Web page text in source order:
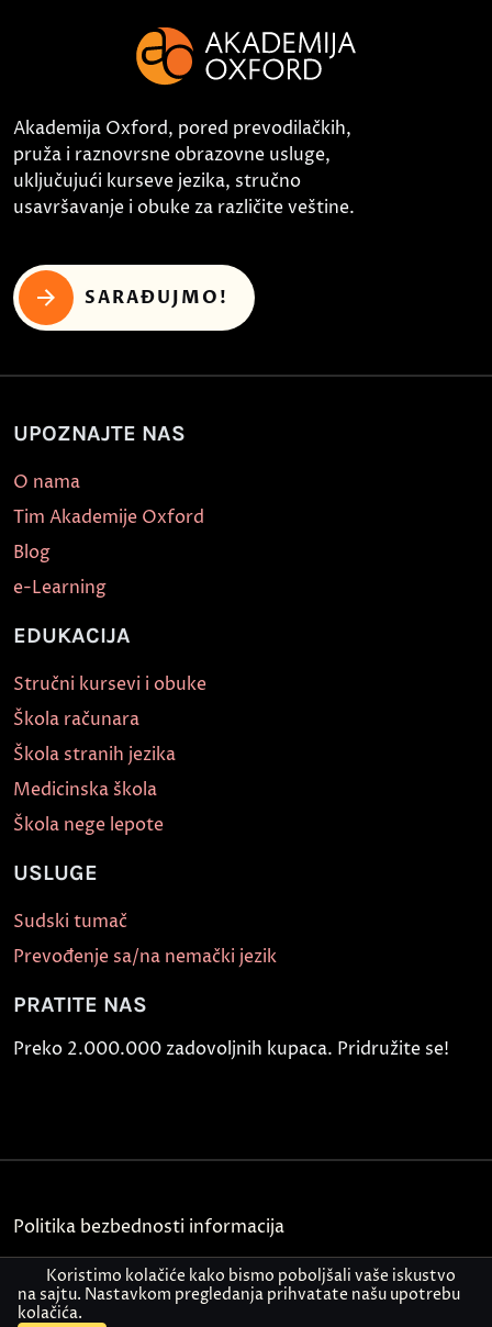
Akademija Oxford, pored prevodilačkih,
pruža i raznovrsne obrazovne usluge,
uključujući kurseve jezika, stručno
usavršavanje i obuke za različite veštine.
SARAĐUJMO!
UPOZNAJTE NAS
O nama
Tim Akademije Oxford
Blog
e-Learning
EDUKACIJA
Stručni kursevi i obuke
Škola računara
Škola stranih jezika
Medicinska škola
Škola nege lepote
USLUGE
Sudski tumač
Prevođenje sa/na nemački jezik
PRATITE NAS
Preko 2.000.000 zadovoljnih kupaca. Pridružite se!
Politika bezbednosti informacija
Kontakt
Koristimo kolačiće kako bismo poboljšali vaše iskustvo
na sajtu. Nastavkom pregledanja prihvatate našu upotrebu
kolačića.